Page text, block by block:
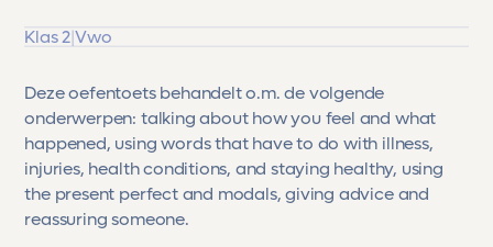
Klas 2|Vwo
Deze oefentoets behandelt o.m. de volgende
onderwerpen: talking about how you feel and what
happened, using words that have to do with illness,
injuries, health conditions, and staying healthy, using
the present perfect and modals, giving advice and
reassuring someone.